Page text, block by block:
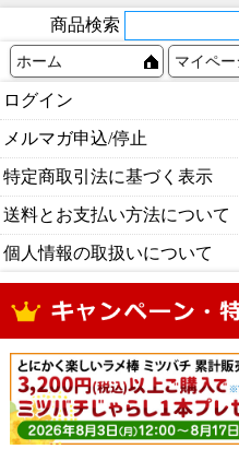
商品検索
ホーム マイペー
ログイン
メルマガ申込/停止
特定商取引法に基づく表示
送料とお支払い方法について
個人情報の取扱いについて